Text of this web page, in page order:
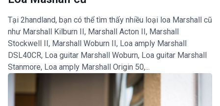
Tại 2handland, bạn có thể tìm thấy nhiều loại loa Marshall cũ
như Marshall Kilburn II, Marshall Acton II, Marshall
Stockwell II, Marshall Woburn II, Loa amply Marshall
DSL40CR, Loa guitar Marshall Woburn, Loa guitar Marshall
Stanmore, Loa amply Marshall Origin 50,...